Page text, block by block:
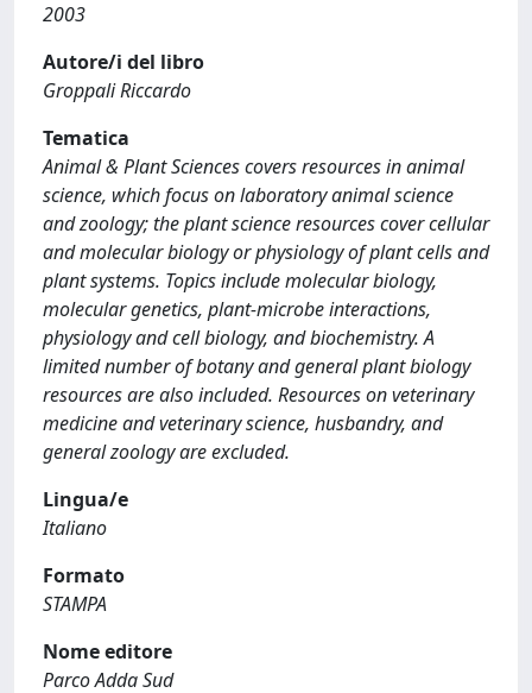
2003
Autore/i del libro
Groppali Riccardo
Tematica
Animal & Plant Sciences covers resources in animal
science, which focus on laboratory animal science
and zoology; the plant science resources cover cellular
and molecular biology or physiology of plant cells and
plant systems. Topics include molecular biology,
molecular genetics, plant-microbe interactions,
physiology and cell biology, and biochemistry. A
limited number of botany and general plant biology
resources are also included. Resources on veterinary
medicine and veterinary science, husbandry, and
general zoology are excluded.
Lingua/e
Italiano
Formato
STAMPA
Nome editore
Parco Adda Sud